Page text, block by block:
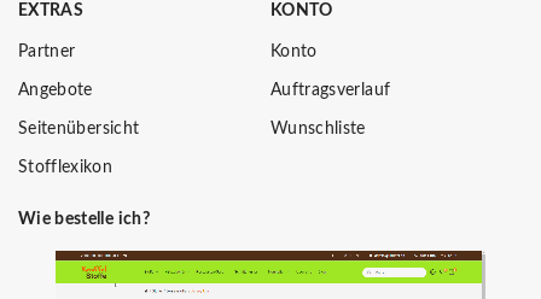
EXTRAS
Partner
Angebote
Seitenübersicht
Stofflexikon
KONTO
Konto
Auftragsverlauf
Wunschliste
Wie bestelle ich?